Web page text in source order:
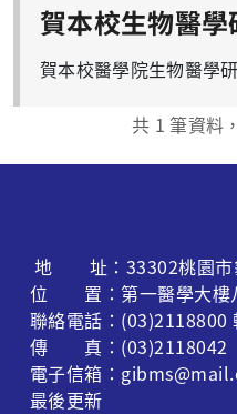
共 1 筆資料
地 址：33302桃園市
位 置：第一醫學大樓
聯絡電話：(03)2118800
傳 真：(03)2118042
電子信箱：
最後更新